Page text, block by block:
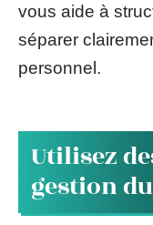
vous aide à
séparer
personnel.
Utilisez
gestion